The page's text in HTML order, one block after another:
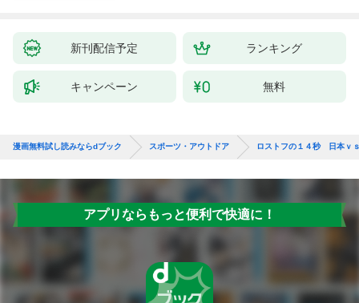
新刊配信予定 ランキング
キャンペーン 無料
漫画無料試し読みならdブック スポーツ・アウトドア ロストフの１４秒 日本ｖ
アプリならもっと便利で快適に！